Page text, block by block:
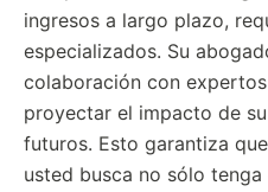
ingresos a largo plazo,
especializados. Su
colaboración con
proyectar el impacto de
futuros. Esto garantiza
usted busca no sólo